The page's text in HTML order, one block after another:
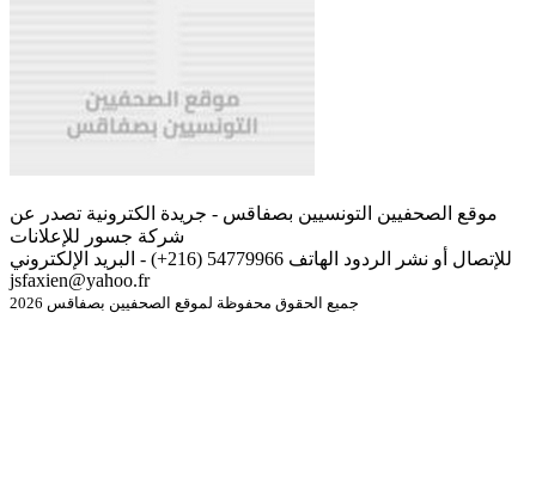
موقع الصحفيين التونسيين بصفاقس - جريدة الكترونية تصدر عن
شركة جسور للإعلانات
للإتصال أو نشر الردود الهاتف 54779966 (216+) - البريد الإلكتروني
jsfaxien@yahoo.fr
جميع الحقوق محفوظة لموقع الصحفيين بصفاقس 2026